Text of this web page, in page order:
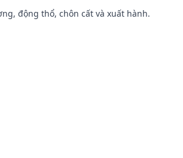
động thổ, chôn cất và xuất hành.